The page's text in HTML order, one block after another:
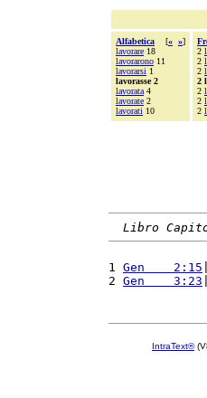
Alfabetica [« »]
lavorare 18
lavorarono 11
lavorarsi 1
lavorasse 2
lavorata 4
lavorate 2
lavorati 10
2
2
2
2
2
2
2
Libro
1 Gen    2:15
2 Gen    3:23
IntraText®